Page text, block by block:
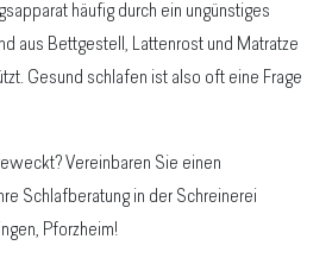
häufig durch ein ungünstiges
aus Bettgestell, Lattenrost und Matratze
Gesund schlafen ist also oft eine Frage
Vereinbaren Sie einen
Schlafberatung in der Schreinerei
Pforzheim!